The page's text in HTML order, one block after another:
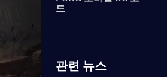
드
관련 뉴스